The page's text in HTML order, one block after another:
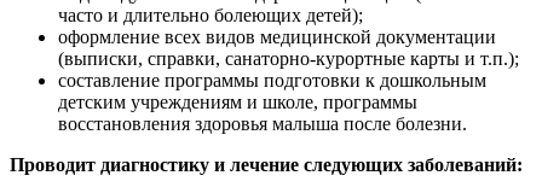
часто и длительно болеющих детей);
оформление всех видов медицинской документации
(выписки, справки, санаторно-курортные карты и т.п.);
составление программы подготовки к дошкольным
детским учреждениям и школе, программы
восстановления здоровья малыша после болезни.
Проводит диагностику и лечение следующих заболеваний: